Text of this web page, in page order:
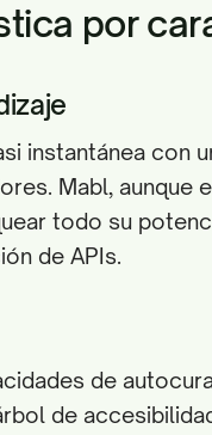
por
instantánea con
Mabl, aunque
todo su
de APIs.
de
de